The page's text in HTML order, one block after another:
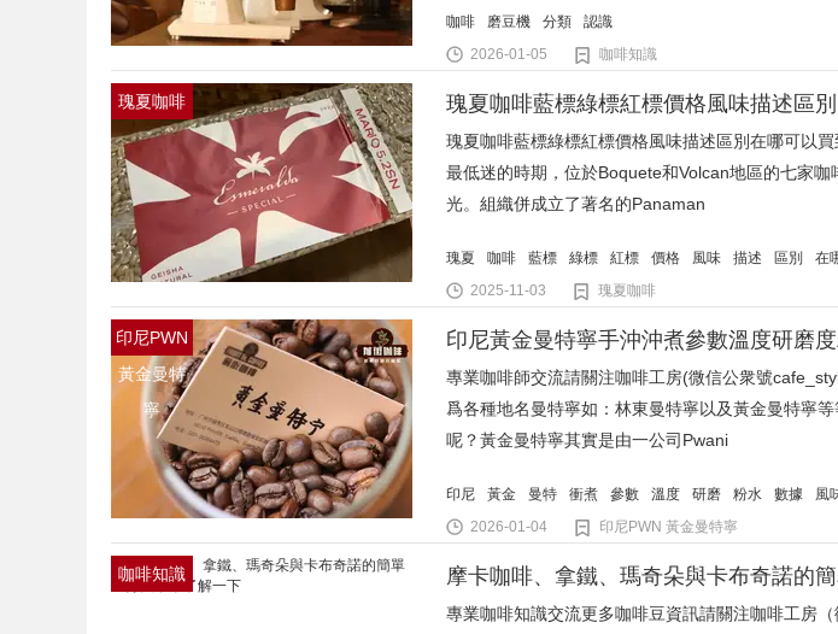
咖啡 磨豆機 分類
認識
2026-01-05
咖啡知識
瑰夏咖啡
瑰夏咖啡藍標綠標紅標價格風味描述區別在哪可以
最低迷的時期，位於Boquete和Volcan地區的七家
光。組織併成立了著名的Panaman
瑰夏 咖啡 藍標 綠標 紅標 價格 風味 描述 區別
在
2025-11-03
瑰夏咖啡
印尼PWN
黃金曼特
寧
印尼黃金曼特寧手沖沖煮參數溫度研磨
專業咖啡師交流請關注咖啡工房(微信公衆號
爲各種地名曼特寧如：林東曼特寧以及黃金曼特寧
呢？黃金曼特寧其實是由一公司Pwani
印尼 黃金 曼特 衝煮 參數 溫度 研磨 粉水 數據
風
2026-01-04
印尼PWN 黃金曼特寧
咖啡知識 摩卡咖啡、拿鐵、瑪奇朵與卡布奇諾的
專業咖啡知識交流更多咖啡豆資訊請關注咖啡工房（